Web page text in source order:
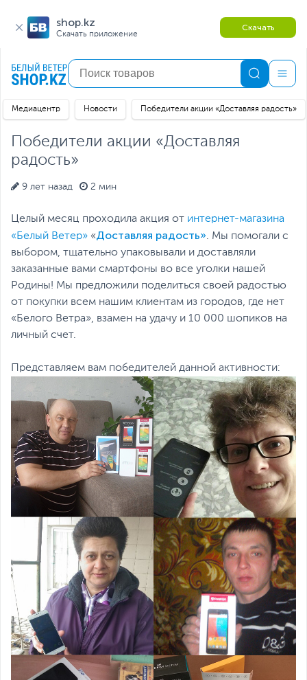
shop.kz
Скачать приложение
Скачать
Медиацентр Новости Победители акции «Доставляя радость»
Победители акции «Доставляя
радость»
9 лет назад 2 мин
Целый месяц проходила акция от интернет-магазина
«Белый Ветер» «Доставляя радость». Мы помогали с
выбором, тщательно упаковывали и доставляли
заказанные вами смартфоны во все уголки нашей
Родины! Мы предложили поделиться своей радостью
от покупки всем нашим клиентам из городов, где нет
«Белого Ветра», взамен на удачу и 10 000 шопиков на
личный счет.
Представляем вам победителей данной активности: